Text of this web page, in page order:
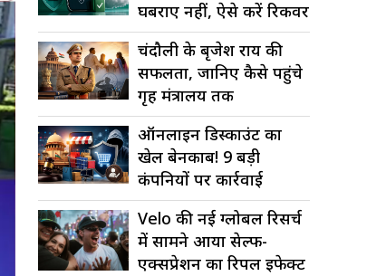
घबराएं नहीं, ऐसे करें रिकवर
चंदौली के बृजेश राय की
सफलता, जानिए कैसे पहुंचे
गृह मंत्रालय तक
ऑनलाइन डिस्काउंट का
खेल बेनकाब! 9 बड़ी
कंपनियों पर कार्रवाई
Velo की नई ग्लोबल रिसर्च
में सामने आया सेल्फ-
एक्सप्रेशन का रिपल इफेक्ट